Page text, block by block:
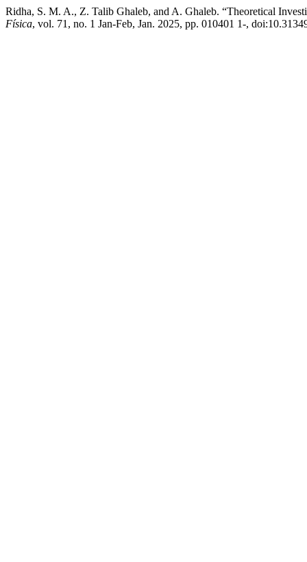
Ridha, S. M. A., Z. Talib Ghaleb, and A. Ghaleb. “Theoretical
Física, vol. 71, no. 1 Jan-Feb, Jan. 2025, pp. 010401 1-,